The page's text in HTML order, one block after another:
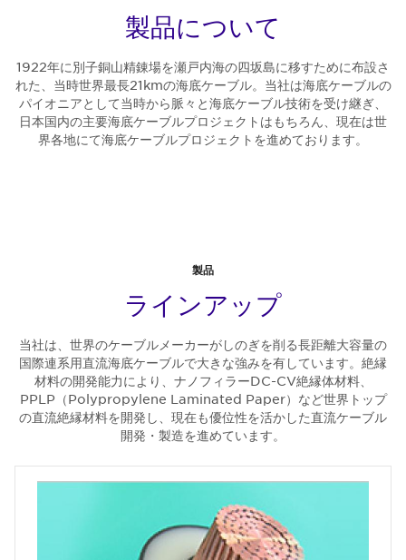
製品について
1922年に別子銅山精錬場を瀬戸内海の四坂島に移すために布設さ
れた、当時世界最長21kmの海底ケーブル。当社は海底ケーブルの
パイオニアとして当時から脈々と海底ケーブル技術を受け継ぎ、
日本国内の主要海底ケーブルプロジェクトはもちろん、現在は世
界各地にて海底ケーブルプロジェクトを進めております。
製品
ラインアップ
当社は、世界のケーブルメーカーがしのぎを削る長距離大容量の
国際連系用直流海底ケーブルで大きな強みを有しています。絶縁
材料の開発能力により、ナノフィラーDC-CV絶縁体材料、
PPLP（Polypropylene Laminated Paper）など世界トップ
の直流絶縁材料を開発し、現在も優位性を活かした直流ケーブル
開発・製造を進めています。